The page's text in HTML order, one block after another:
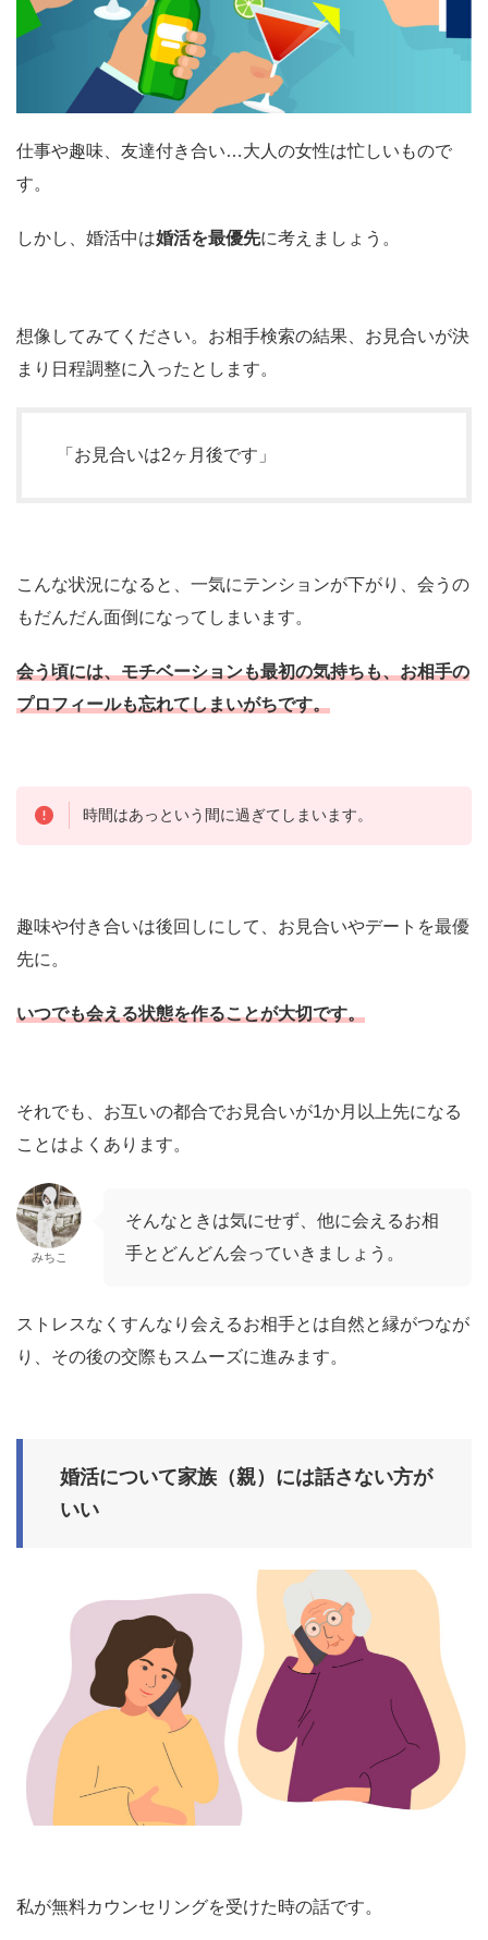
仕事や趣味、友達付き合い…大人の女性は忙しいもので
す。
しかし、婚活中は婚活を最優先に考えましょう。
想像してみてください。お相手検索の結果、お見合いが決
まり日程調整に入ったとします。
「お見合いは2ヶ月後です」
こんな状況になると、一気にテンションが下がり、会うの
もだんだん面倒になってしまいます。
会う頃には、モチベーションも最初の気持ちも、お相手の
プロフィールも忘れてしまいがちです。
時間はあっという間に過ぎてしまいます。
趣味や付き合いは後回しにして、お見合いやデートを最優
先に。
いつでも会える状態を作ることが大切です。
それでも、お互いの都合でお見合いが1か月以上先になる
ことはよくあります。
みちこ
そんなときは気にせず、他に会えるお相
手とどんどん会っていきましょう。
ストレスなくすんなり会えるお相手とは自然と縁がつなが
り、その後の交際もスムーズに進みます。
婚活について家族（親）には話さない方が
いい
私が無料カウンセリングを受けた時の話です。